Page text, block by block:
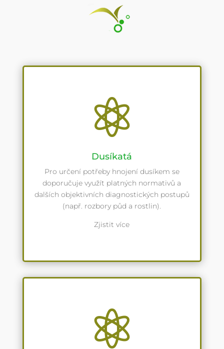

Dusíkatá
Pro určení potřeby hnojení dusíkem se
doporučuje využít platných normativů a
dalších objektivních diagnostických postupů
(např. rozbory půd a rostlin).
Zjistit více
